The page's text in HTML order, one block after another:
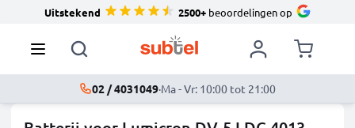
Uitstekend 2500+beoordelingen op
02 / 4031049·Ma - Vr: 10:00 tot 21:00